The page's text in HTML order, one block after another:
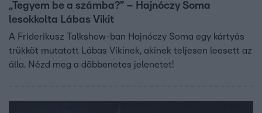
„Tegyem be a számba?” – Hajnóczy Soma
lesokkolta Lábas Vikit
A Friderikusz Talkshow-ban Hajnóczy Soma egy kártyás
trükköt mutatott Lábas Vikinek, akinek teljesen leesett az
álla. Nézd meg a döbbenetes jelenetet!